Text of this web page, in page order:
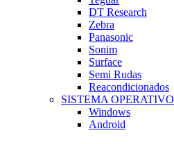
DT Research
Zebra
Panasonic
Sonim
Surface
Semi Rudas
Reacondicionados
SISTEMA OPERATIVO
Windows
Android